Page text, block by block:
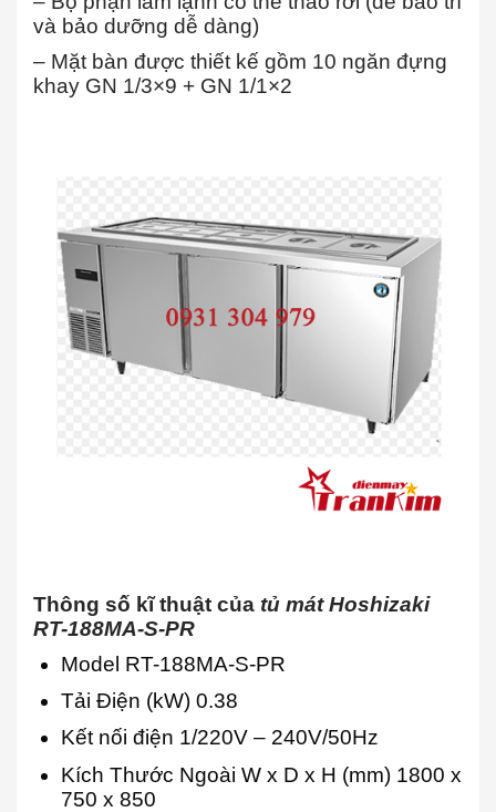
và bảo dưỡng dễ dàng)
– Mặt bàn được thiết kế gồm 10 ngăn đựng
khay GN 1/3×9 + GN 1/1×2
Thông số kĩ thuật của tủ mát Hoshizaki
RT-188MA-S-PR
Model RT-188MA-S-PR
Tải Điện (kW) 0.38
Kết nối điện 1/220V – 240V/50Hz
Kích Thước Ngoài W x D x H (mm) 1800 x
750 x 850